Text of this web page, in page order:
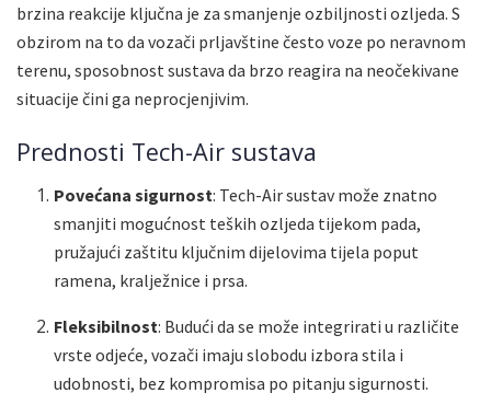
brzina reakcije ključna je za smanjenje ozbiljnosti ozljeda. S
obzirom na to da vozači prljavštine često voze po neravnom
terenu, sposobnost sustava da brzo reagira na neočekivane
situacije čini ga neprocjenjivim.
Prednosti Tech-Air sustava
Povećana sigurnost: Tech-Air sustav može znatno
smanjiti mogućnost teških ozljeda tijekom pada,
pružajući zaštitu ključnim dijelovima tijela poput
ramena, kralježnice i prsa.
Fleksibilnost: Budući da se može integrirati u različite
vrste odjeće, vozači imaju slobodu izbora stila i
udobnosti, bez kompromisa po pitanju sigurnosti.